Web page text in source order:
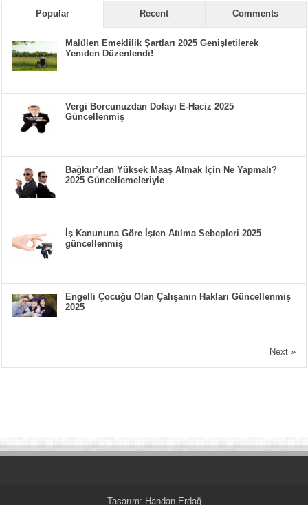
Popular Recent Comments
Malülen Emeklilik Şartları 2025 Genişletilerek
Yeniden Düzenlendi!
Vergi Borcunuzdan Dolayı E-Haciz 2025
Güncellenmiş
Bağkur’dan Yüksek Maaş Almak İçin Ne Yapmalı?
2025 Güncellemeleriyle
İş Kanununa Göre İşten Atılma Sebepleri 2025
güncellenmiş
Engelli Çocuğu Olan Çalışanın Hakları Güncellenmiş
2025
Next »
Tasarım: Handan Erdağ